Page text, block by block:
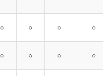
○ ○ ○ ○
○ ○ ○ ○